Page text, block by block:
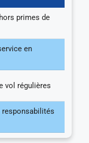
primes de
en
vol régulières